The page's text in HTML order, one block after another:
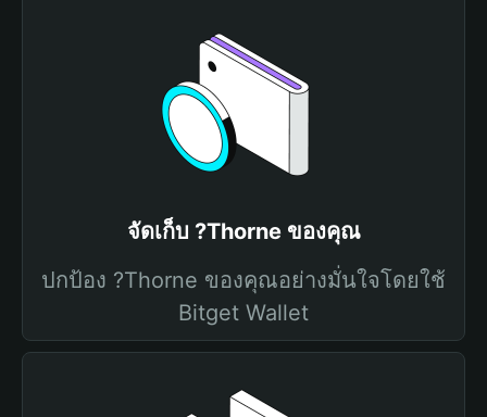
จัดเก็บ ?Thorne ของคุณ
ปกป้อง ?Thorne ของคุณอย่างมั่นใจโดยใช้
Bitget Wallet